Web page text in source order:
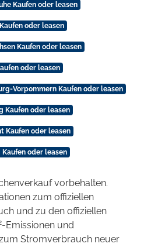
Kaufen oder leasen
oder leasen
Kaufen oder leasen
oder leasen
Vorpommern Kaufen oder leasen
Kaufen oder leasen
Kaufen oder leasen
Kaufen oder leasen
vorbehalten.
zum offiziellen
und zu den offiziellen
-Emissionen und
Stromverbrauch neuer